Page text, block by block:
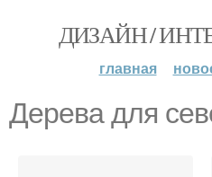
ДИЗАЙН /
главная
Дерева для